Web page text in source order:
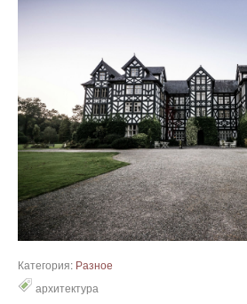
Категория: Разное
архитектура